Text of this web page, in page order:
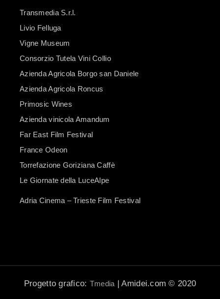
Transmedia S.r.l.
Livio Felluga
Vigne Museum
Consorzio Tutela Vini Collio
Azienda Agricola Borgo san Daniele
Azienda Agricola Roncus
Primosic Wines
Azienda vinicola Amandum
Far East Film Festival
France Odeon
Torrefazione Goriziana Caffè
Le Giornate della LuceAlpe
Adria Cinema – Trieste Film Festival
Progetto grafico: Tmedia| Amidei.com © 2020